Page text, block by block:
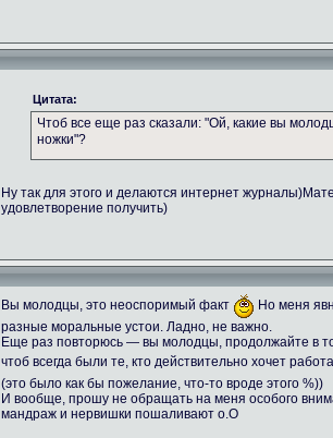
Цитата:
Чтоб все еще раз сказали: "Ой, какие вы
ножки"?
Ну так для этого и делаются интернет
удовлетворение получить)
Вы молодцы, это неоспоримый факт
Но меня
разные моральные устои. Ладно, не важно.
Еще раз повторюсь — вы молодцы, продолжайте в
чтоб всегда были те, кто действительно хочет
(это было как бы пожелание, что-то вроде этого %))
И вообще, прошу не обращать на меня особого
мандраж и нервишки пошаливают о.О